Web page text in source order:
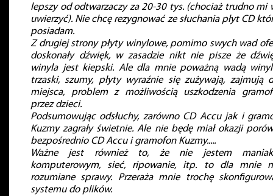
lepszy od odtwarzaczy za 20-30 tys. (chociaż trudno mi
uwierzyć). Nie chcę rezygnować ze słuchania płyt CD
posiadam.
Z drugiej strony płyty winylowe, pomimo swych wad
doskonały dźwięk, w zasadzie nikt nie pisze że
winyla jest kiepski. Ale dla mnie poważną wadą
trzaski, szumy, płyty wyraźnie się zużywają, zajmują
miejsca, problem z możliwością uszkodzenia
przez dzieci.
Podsumowując odsłuchy, zarówno CD Accu jak i
Kuzmy zagrały świetnie. Ale nie będę miał okazji
bezpośrednio CD Accu i gramofon Kuzmy.....
Ważne jest również to, że nie jestem
komputerowym, sieć, ripowanie, itp. to dla mnie
rozumiane sprawy. Przeraża mnie trochę
systemu do plików.